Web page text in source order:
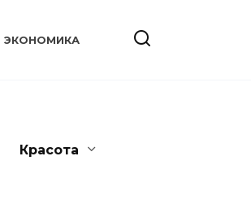
ЭКОНОМИКА
Красота